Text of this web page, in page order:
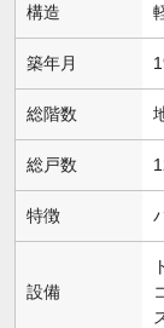
構造
築年月
総階数
総戸数
特徴
設備